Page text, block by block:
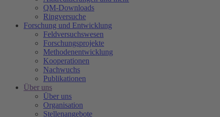
QM-Downloads
Ringversuche
Forschung und Entwicklung
Feldversuchswesen
Forschungsprojekte
Methodenentwicklung
Kooperationen
Nachwuchs
Publikationen
Über uns
Über uns
Organisation
Stellenangebote